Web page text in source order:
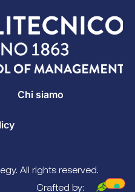
Chi siamo
All rights reserved.
Crafted by: